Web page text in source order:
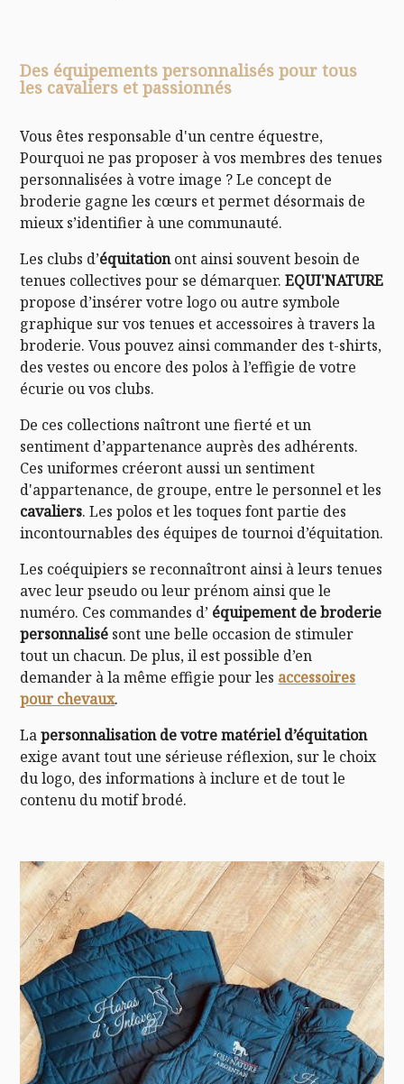
Des équipements personnalisés pour tous
les cavaliers et passionnés
Vous êtes responsable d'un centre équestre,
Pourquoi ne pas proposer à vos membres des tenues
personnalisées à votre image ? Le concept de
broderie gagne les cœurs et permet désormais de
mieux s’identifier à une communauté.
Les clubs d’équitationont ainsi souvent besoin de
tenues collectives pour se démarquer.EQUI'NATURE
propose d’insérer votre logo ou autre symbole
graphique sur vos tenues et accessoires à travers la
broderie. Vous pouvez ainsi commander des t-shirts,
des vestes ou encore des polos à l’effigie de votre
écurie ou vos clubs.
De ces collections naîtront une fierté et un
sentiment d’appartenance auprès des adhérents.
Ces uniformes créeront aussi un sentiment
d'appartenance, de groupe, entre le personnel et les
cavaliers. Les polos et les toques font partie des
incontournables des équipes de tournoi d’équitation.
Les coéquipiers se reconnaîtront ainsi à leurs tenues
avec leur pseudo ou leur prénom ainsi que le
numéro. Ces commandes d’ équipement de broderie
personnalisé sont une belle occasion de stimuler
tout un chacun. De plus, il est possible d’en
demander à la même effigie pour les accessoires
pour chevaux.
Lapersonnalisation de votre matériel d’équitation
exige avant tout une sérieuse réflexion, sur le choix
du logo, des informations à inclure et de tout le
contenu du motif brodé.